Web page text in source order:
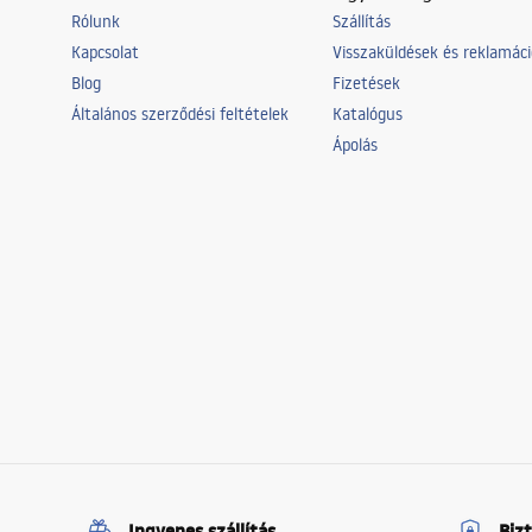
Rólunk
Kapcsolat
Blog
Általános szerződési feltételek
Szállítás
Visszaküldések és
Fizetések
Katalógus
Ápolás